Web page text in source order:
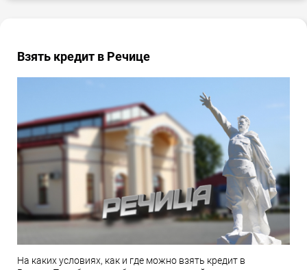
Взять кредит в Речице
На каких условиях, как и где можно взять кредит в